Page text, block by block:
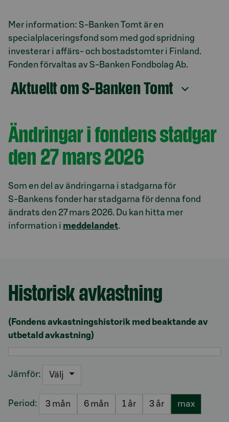
Mer information: S-Banken Tomt är en
specialplaceringsfond som med god spridning
investerar i affärs- och bostadstomter i Finland.
Fonden förvaltas av S-Banken Fondbolag Ab.
Aktuellt om S-Banken Tomt
Ändringar i fondens stadgar
den 27 mars 2026
Som en del av ändringarna i stadgarna för
S‑Bankens fonder har stadgarna för denna fond
ändrats den 27 mars 2026. Du kan hitta mer
information i meddelandet.
Avsnitt med titel Historisk avkastning
Historisk avkastning
(Fondens avkastningshistorik med beaktande av
utbetald avkastning)
Jämför: Välj
Period: 3 mån 6 mån 1 år 3 år max